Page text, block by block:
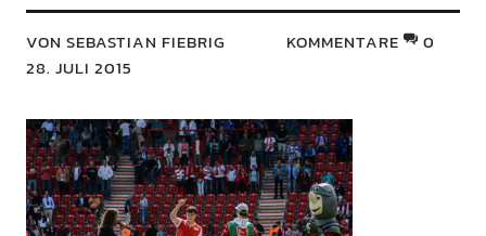
VON SEBASTIAN FIEBRIG
28. JULI 2015
KOMMENTARE 0